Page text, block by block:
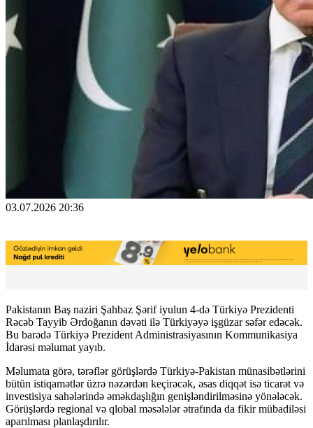
03.07.2026 20:36
Pakistanın Baş naziri Şahbaz Şərif iyulun 4-də Türkiyə Prezidenti
Rəcəb Tayyib Ərdoğanın dəvəti ilə Türkiyəyə işgüzar səfər edəcək.
Bu barədə Türkiyə Prezident Administrasiyasının Kommunikasiya
İdarəsi məlumat yayıb.
Məlumata görə, tərəflər görüşlərdə Türkiyə-Pakistan münasibətlərini
bütün istiqamətlər üzrə nəzərdən keçirəcək, əsas diqqət isə ticarət və
investisiya sahələrində əməkdaşlığın genişləndirilməsinə yönələcək.
Görüşlərdə regional və qlobal məsələlər ətrafında da fikir mübadiləsi
aparılması planlaşdırılır.